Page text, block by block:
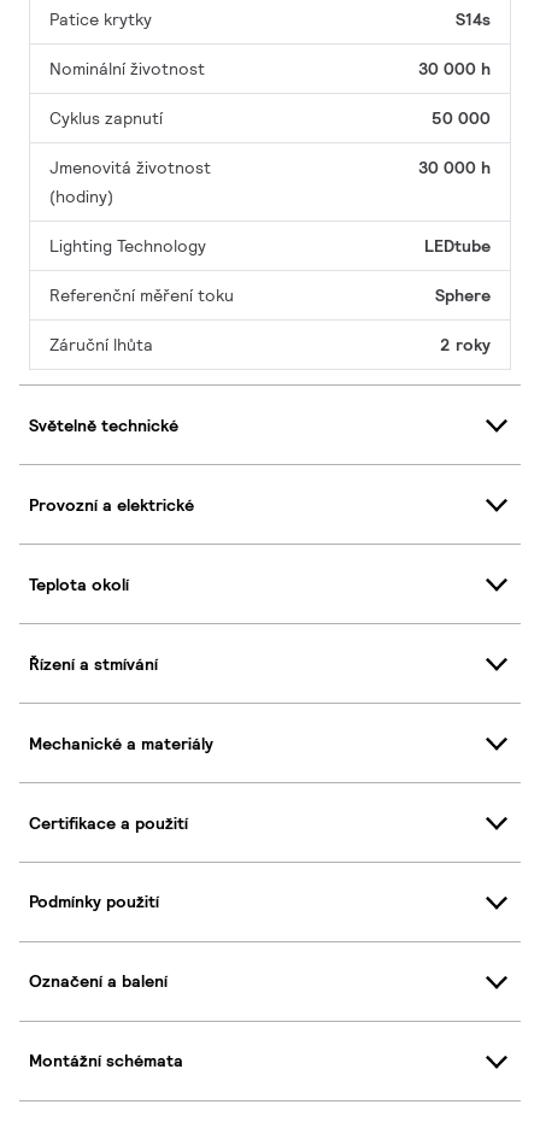
Patice krytky S14s
Nominální životnost 30 000 h
Cyklus zapnutí 50 000
Jmenovitá životnost
(hodiny)
30 000 h
Lighting Technology LEDtube
Referenční měření toku Sphere
Záruční lhůta 2 roky
Světelně technické
Provozní a elektrické
Teplota okolí
Řízení a stmívání
Mechanické a materiály
Certifikace a použití
Podmínky použití
Označení a balení
Montážní schémata